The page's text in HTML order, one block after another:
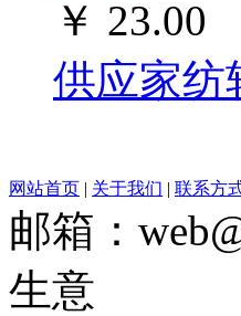
￥ 23.00
供应家纺
网站首页 | 关于我们 | 联系方
邮箱：
生意